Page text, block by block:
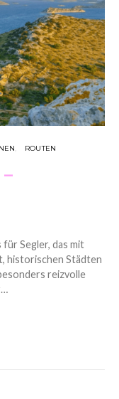
ROUTEN
Segler, das mit
historischen Städten
reizvolle